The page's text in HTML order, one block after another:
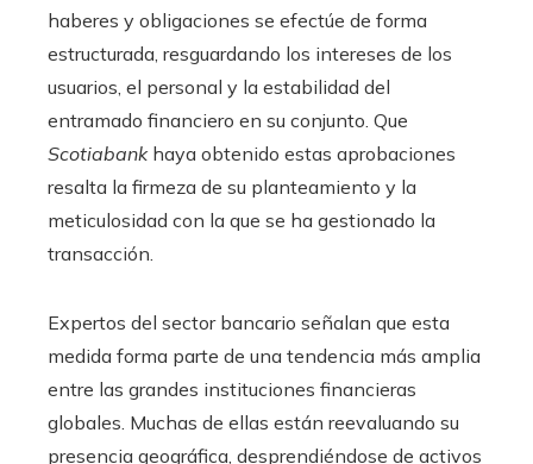
haberes y obligaciones se efectúe de forma
estructurada, resguardando los intereses de los
usuarios, el personal y la estabilidad del
entramado financiero en su conjunto. Que
Scotiabankhaya obtenido estas aprobaciones
resalta la firmeza de su planteamiento y la
meticulosidad con la que se ha gestionado la
transacción.
Expertos del sector bancario señalan que esta
medida forma parte de una tendencia más amplia
entre las grandes instituciones financieras
globales. Muchas de ellas están reevaluando su
presencia geográfica, desprendiéndose de activos